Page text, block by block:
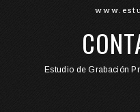
Estudio de Grabación